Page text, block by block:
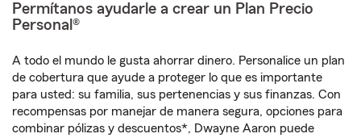
Permítanos ayudarle a crear un Plan Precio
Personal®
A todo el mundo le gusta ahorrar dinero. Personalice un plan
de cobertura que ayude a proteger lo que es importante
para usted: su familia, sus pertenencias y sus finanzas. Con
recompensas por manejar de manera segura, opciones para
combinar pólizas y descuentos*, Dwayne Aaron puede